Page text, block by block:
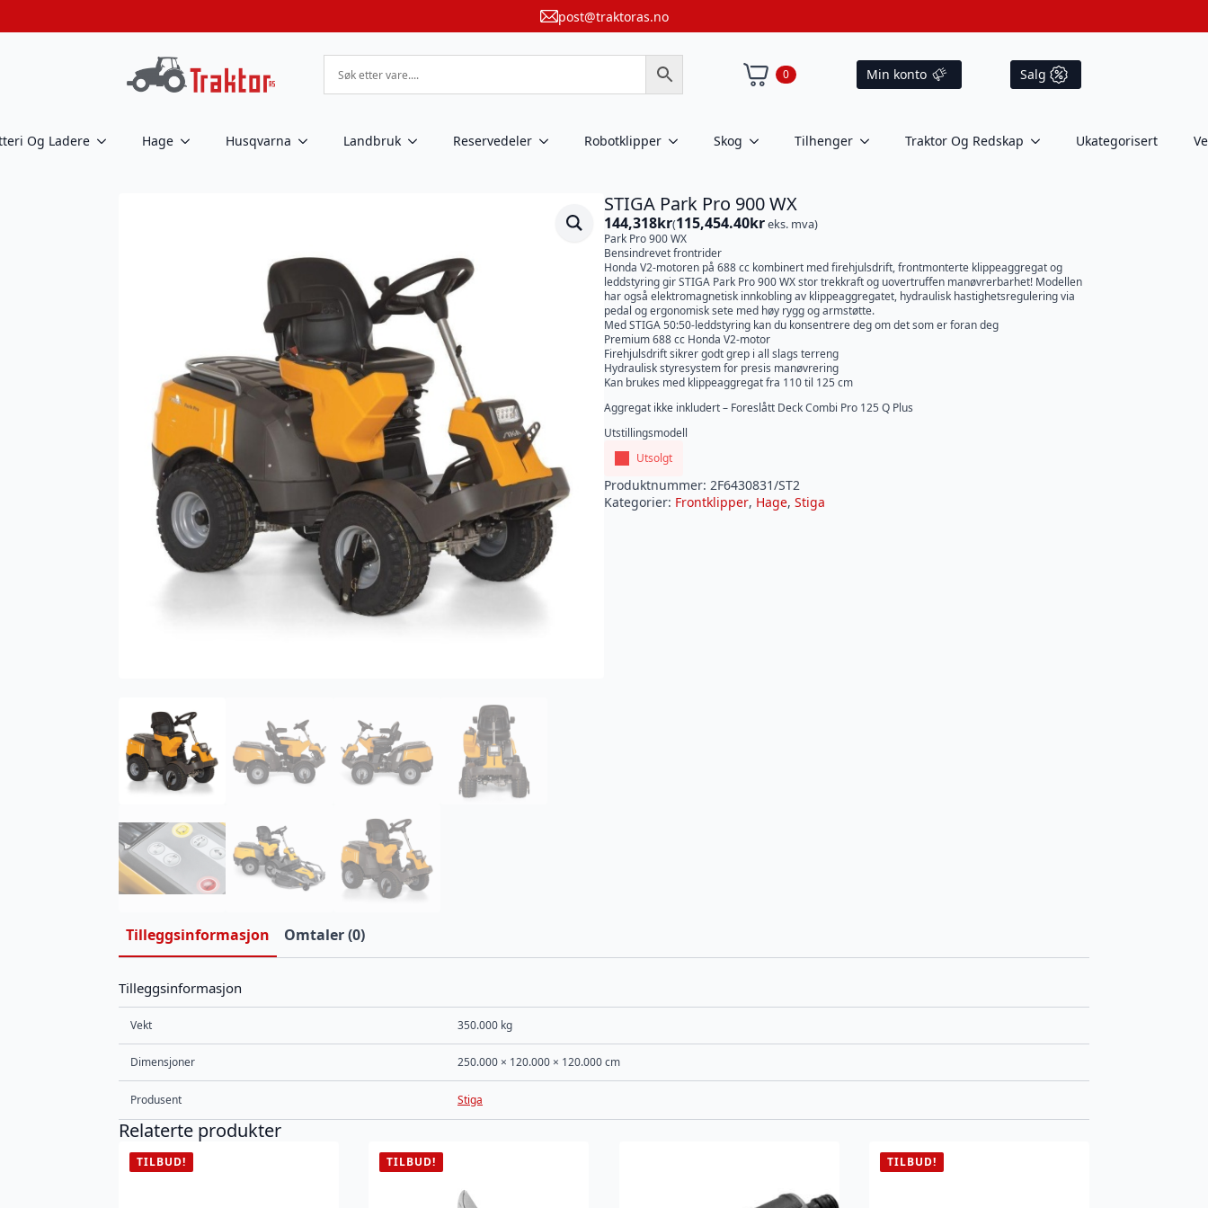
post@traktoras.no
0 Min konto Salg
Og Ladere Hage Husqvarna Landbruk Reservedeler Robotklipper Skog Tilhenger Traktor Og Redskap Ukategorisert
STIGA Park Pro 900 WX
144,318kr(115,454.40kreks. mva)
Park Pro 900 WX
Bensindrevet frontrider
Honda V2-motoren på 688 cc kombinert med firehjulsdrift, frontmonterte klippeaggregat og
leddstyring gir STIGA Park Pro 900 WX stor trekkraft og uovertruffen manøvrerbarhet! Modellen
har også elektromagnetisk innkobling av klippeaggregatet, hydraulisk hastighetsregulering via
pedal og ergonomisk sete med høy rygg og armstøtte.
Med STIGA 50:50-leddstyring kan du konsentrere deg om det som er foran deg
Premium 688 cc Honda V2-motor
Firehjulsdrift sikrer godt grep i all slags terreng
Hydraulisk styresystem for presis manøvrering
Kan brukes med klippeaggregat fra 110 til 125 cm
Aggregat ikke inkludert – Foreslått Deck Combi Pro 125 Q Plus
Utstillingsmodell
Utsolgt
Produktnummer: 2F6430831/ST2
Kategorier: Frontklipper, Hage, Stiga
Tilleggsinformasjon Omtaler (0)
Tilleggsinformasjon
Vekt 350.000 kg
Dimensjoner 250.000 × 120.000 × 120.000 cm
Produsent Stiga
Relaterte produkter
TILBUD! TILBUD! TILBUD!